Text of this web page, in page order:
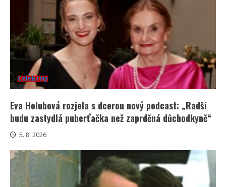
Celebrity
Eva Holubová rozjela s dcerou nový podcast: „Radši
budu zastydlá puberťačka než zaprděná důchodkyně“
5. 8. 2026